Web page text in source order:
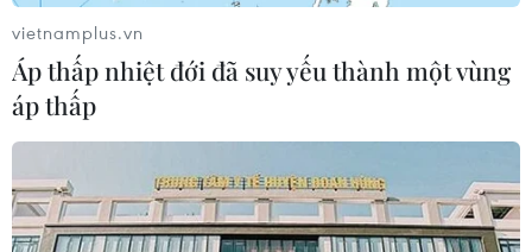
bệnh nhân COVID-19 phải bám sát Hướng dẫn chẩn
đoán và điều trị của Bộ Y tế.
vietnamplus.vn
Áp thấp nhiệt đới đã suy yếu thành một vùng
áp thấp